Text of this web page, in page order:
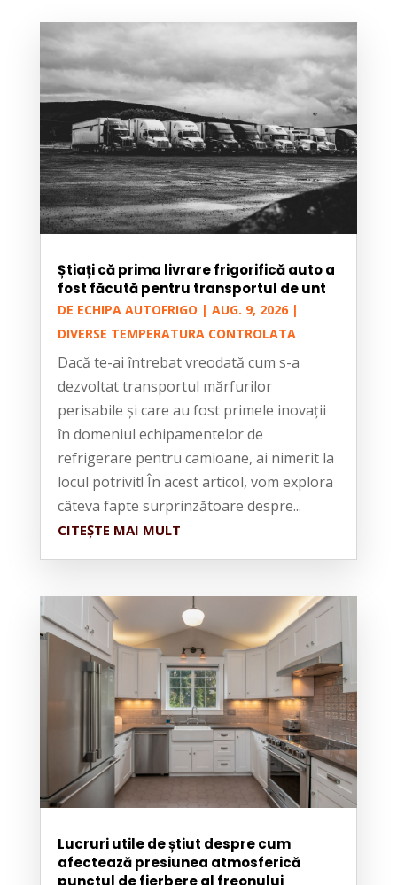
Știați că prima livrare frigorifică auto a
fost făcută pentru transportul de unt
DE ECHIPA AUTOFRIGO | AUG. 9, 2026|
DIVERSE TEMPERATURA CONTROLATA
Dacă te-ai întrebat vreodată cum s-a
dezvoltat transportul mărfurilor
perisabile și care au fost primele inovații
în domeniul echipamentelor de
refrigerare pentru camioane, ai nimerit la
locul potrivit! În acest articol, vom explora
câteva fapte surprinzătoare despre...
CITEȘTE MAI MULT
Lucruri utile de știut despre cum
afectează presiunea atmosferică
punctul de fierbere al freonului